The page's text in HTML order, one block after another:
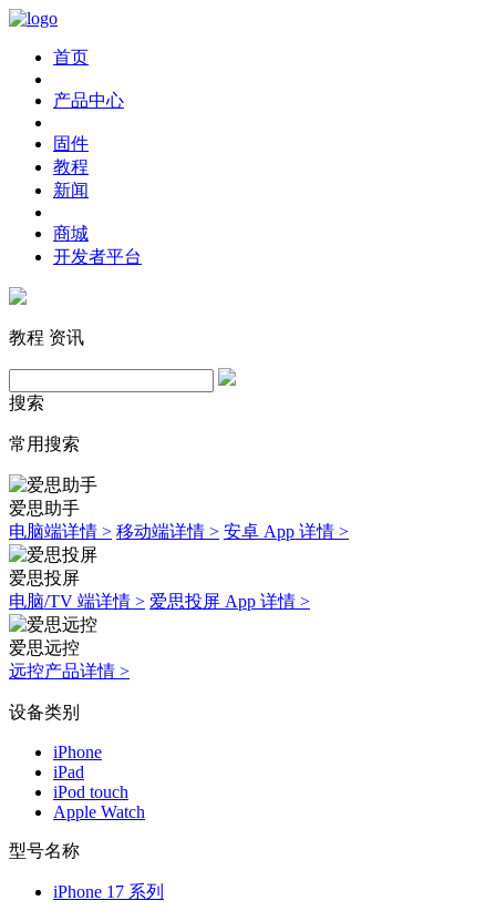
首页
产品中心
固件
教程
新闻
商城
开发者平台
教程 资讯
搜索
常用搜索
爱思助手
电脑端详情 > 移动端详情 > 安卓 App 详情 >
爱思投屏
电脑/TV 端详情 > 爱思投屏 App 详情 >
爱思远控
远控产品详情 >
设备类别
iPhone
iPad
iPod touch
Apple Watch
型号名称
iPhone 17 系列